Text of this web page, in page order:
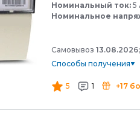
Номинальный ток: 5
Номинальное
Самовывоз 13.08.2026;
Способы получения
5 1 +17